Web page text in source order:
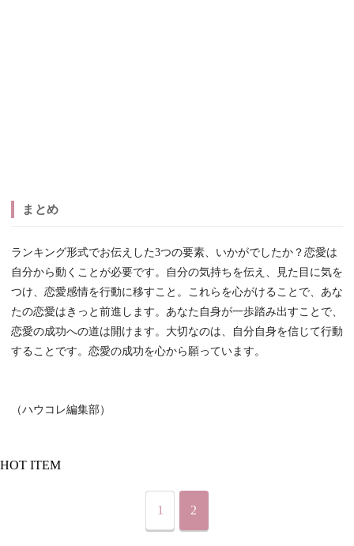
まとめ
ランキング形式でお伝えした3つの要素、いかがでしたか？恋愛は
自分から動くことが必要です。自分の気持ちを伝え、見た目に気を
つけ、恋愛感情を行動に移すこと。これらを心がけることで、あな
たの恋愛はきっと前進します。あなた自身が一歩踏み出すことで、
恋愛の成功への道は開けます。大切なのは、自分自身を信じて行動
することです。恋愛の成功を心から願っています。
（ハウコレ編集部）
HOT ITEM
1 2